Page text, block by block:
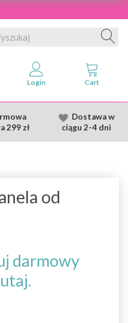
299 zł
Dostawaw
ciągu 2-4 dni
od
darmowy